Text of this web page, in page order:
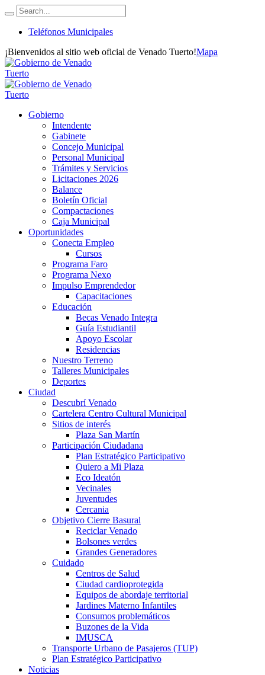
Teléfonos Municipales
¡Bienvenidos al sitio web oficial de Venado Tuerto!Mapa
Gobierno
Intendente
Gabinete
Concejo Municipal
Personal Municipal
Trámites y Servicios
Licitaciones 2026
Balance
Boletín Oficial
Compactaciones
Caja Municipal
Oportunidades
Conecta Empleo
Cursos
Programa Faro
Programa Nexo
Impulso Emprendedor
Capacitaciones
Educación
Becas Venado Integra
Guía Estudiantil
Apoyo Escolar
Residencias
Nuestro Terreno
Talleres Municipales
Deportes
Ciudad
Descubrí Venado
Cartelera Centro Cultural Municipal
Sitios de interés
Plaza San Martín
Participación Ciudadana
Plan Estratégico Participativo
Quiero a Mi Plaza
Eco Ideatón
Vecinales
Juventudes
Cercania
Objetivo Cierre Basural
Reciclar Venado
Bolsones verdes
Grandes Generadores
Cuidado
Centros de Salud
Ciudad cardioprotegida
Equipos de abordaje territorial
Jardines Materno Infantiles
Consumos problemáticos
Buzones de la Vida
IMUSCA
Transporte Urbano de Pasajeros (TUP)
Plan Estratégico Participativo
Noticias